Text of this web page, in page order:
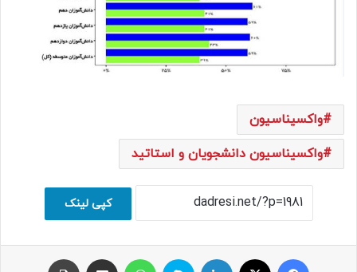
واکسیناسیون
واکسیناسیون دانشجویان و استاتید
کپی لینک
فیسبوک ایکس لینکداین اسکایپ واتس آپ اشتراک با ایمیل